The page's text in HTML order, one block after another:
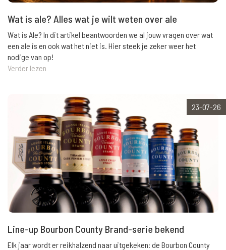
Wat is ale? Alles wat je wilt weten over ale
Wat is Ale? In dit artikel beantwoorden we al jouw vragen over wat
een ale is en ook wat het niet is. Hier steek je zeker weer het
nodige van op!
Verder lezen
23-07-26
Line-up Bourbon County Brand-serie bekend
Elk jaar wordt er reikhalzend naar uitgekeken: de Bourbon County